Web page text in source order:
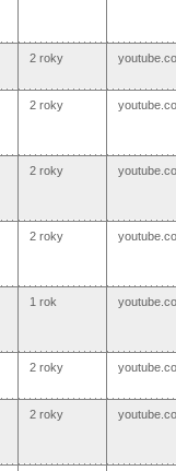
2 roky
2 roky
2 roky
2 roky
1 rok
2 roky
2 roky